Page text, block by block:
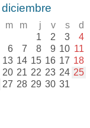
diciembre
m m j v s d
1 2 3 4
6 7 8 9 10 11
13 14 15 16 17 18
20 21 22 23 24 25
27 28 29 30 31